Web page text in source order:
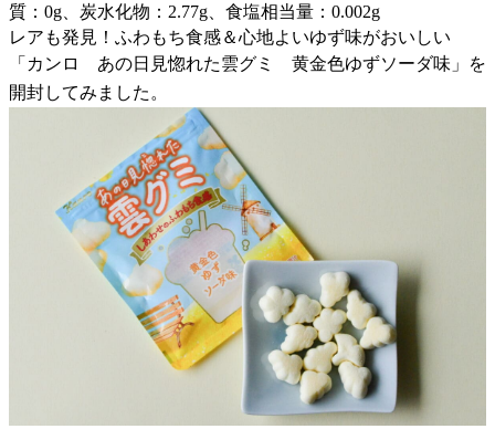
質：0g、炭水化物：2.77g、食塩相当量：0.002g
レアも発見！ふわもち食感＆心地よいゆず味がおいしい
「カンロ あの日見惚れた雲グミ 黄金色ゆずソーダ味」を
開封してみました。